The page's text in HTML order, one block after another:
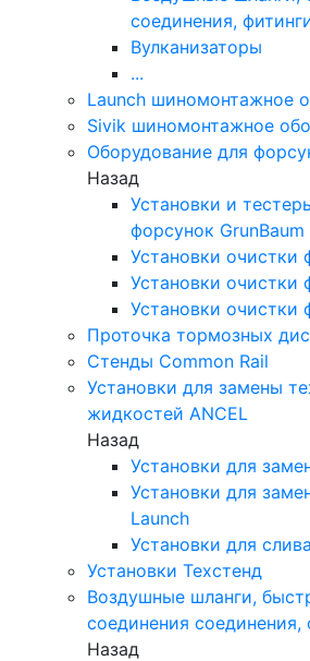
соединения,
Вулканизаторы
...
Launch шиномонтажное
Sivik шиномонтажное
Оборудование для
Назад
Установки и
форсунок GrunBaum
Установки очистки
Установки очистки
Установки очистки
Проточка тормозных
Стенды Common Rail
Установки для замены
жидкостей ANCEL
Назад
Установки для
Установки для
Launch
Установки для
Установки Техстенд
Воздушные шланги,
соединения соединения,
Назад